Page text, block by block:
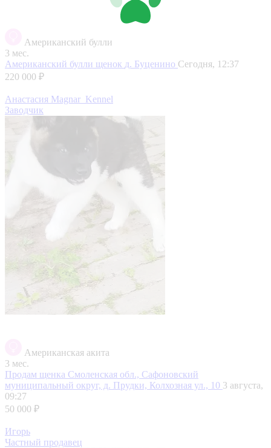
Американский булли
3 мес.
Американский булли щенок д. Буценино Сегодня, 12:37
220 000 ₽
Анастасия Magnar_Kennel
Заводчик
Американская акита
3 мес.
Продам щенка Смоленская обл., Сафоновский
муниципальный округ, д. Прудки, Колхозная ул., 10 3 августа,
09:27
50 000 ₽
Игорь
Частный продавец